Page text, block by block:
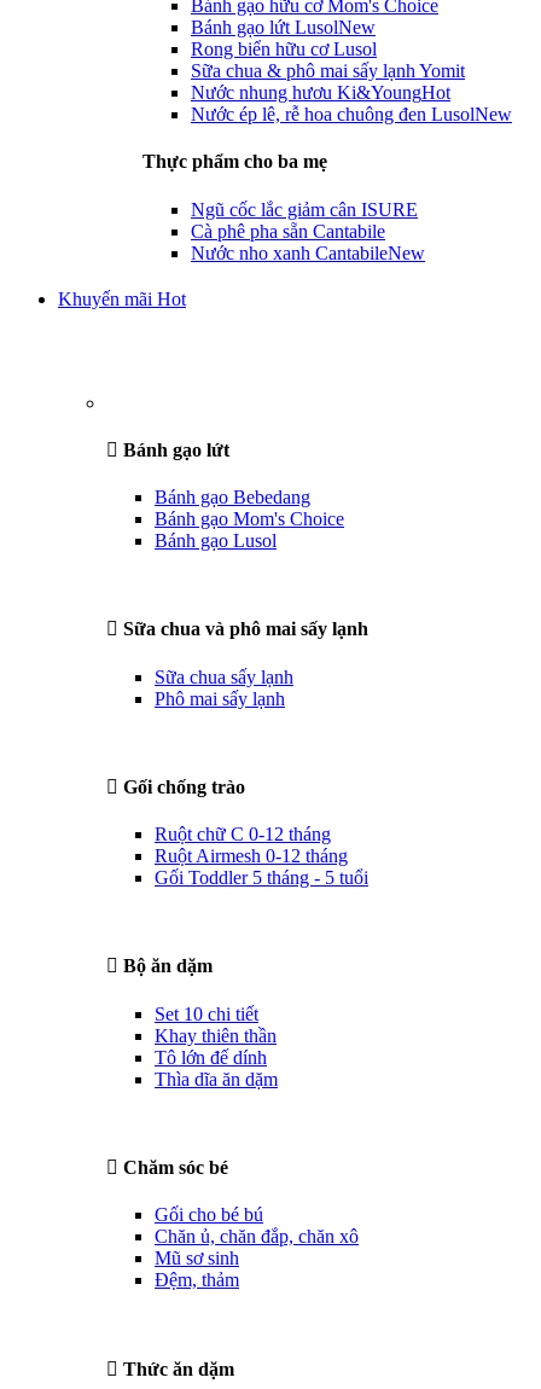
Bánh gạo hữu cơ Mom's Choice
Bánh gạo lứt LusolNew
Rong biển hữu cơ Lusol
Sữa chua & phô mai sấy lạnh Yomit
Nước nhung hươu Ki&YoungHot
Nước ép lê, rễ hoa chuông đen LusolNew
Thực phẩm cho ba mẹ
Ngũ cốc lắc giảm cân ISURE
Cà phê pha sẵn Cantabile
Nước nho xanh CantabileNew
Khuyến mãi Hot
Bánh gạo lứt
Bánh gạo Bebedang
Bánh gạo Mom's Choice
Bánh gạo Lusol
Sữa chua và phô mai sấy lạnh
Sữa chua sấy lạnh
Phô mai sấy lạnh
Gối chống trào
Ruột chữ C 0-12 tháng
Ruột Airmesh 0-12 tháng
Gối Toddler 5 tháng - 5 tuổi
Bộ ăn dặm
Set 10 chi tiết
Khay thiên thần
Tô lớn đế dính
Thìa dĩa ăn dặm
Chăm sóc bé
Gối cho bé bú
Chăn ủ, chăn đắp, chăn xô
Mũ sơ sinh
Đệm, thảm
Thức ăn dặm